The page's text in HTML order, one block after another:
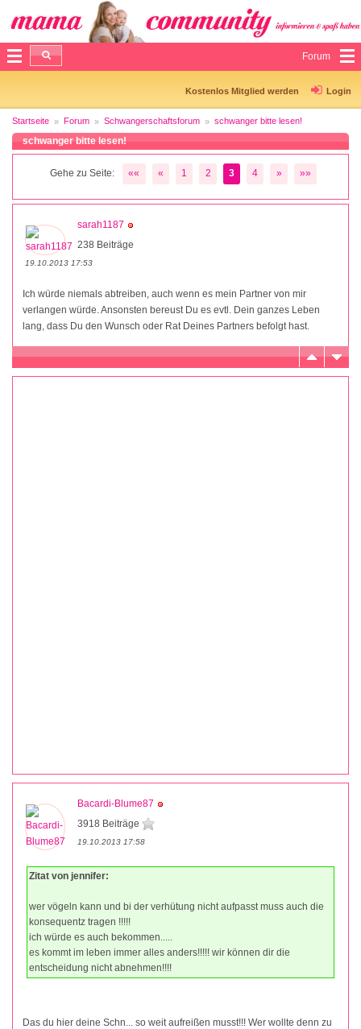
Forum
Kostenlos Mitglied werden Login
Startseite Forum Schwangerschaftsforum schwanger bitte lesen!
schwanger bitte lesen!
Gehe zu Seite: «« « 1 2 3 4 » »»
sarah1187
238 Beiträge
19.10.2013 17:53
Ich würde niemals abtreiben, auch wenn es mein Partner von mir
verlangen würde. Ansonsten bereust Du es evtl. Dein ganzes Leben
lang, dass Du den Wunsch oder Rat Deines Partners befolgt hast.
Bacardi-Blume87
3918 Beiträge
19.10.2013 17:58
Zitat von jennifer:
wer vögeln kann und bi der verhütung nicht aufpasst muss auch die
konsequentz tragen !!!!!
ich würde es auch bekommen.....
es kommt im leben immer alles anders!!!!! wir können dir die
entscheidung nicht abnehmen!!!!
Das du hier deine Schn... so weit aufreißen musst!!! Wer wollte denn zu